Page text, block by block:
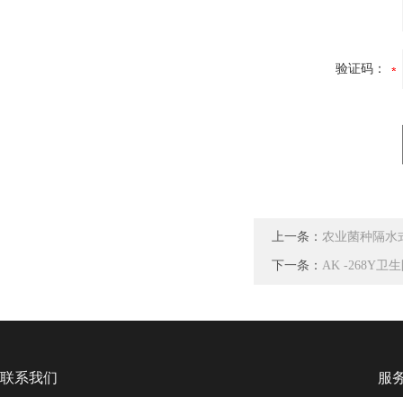
验证码：
上一条： 农业菌种隔水
下一条： AK -268Y卫
联系我们 服